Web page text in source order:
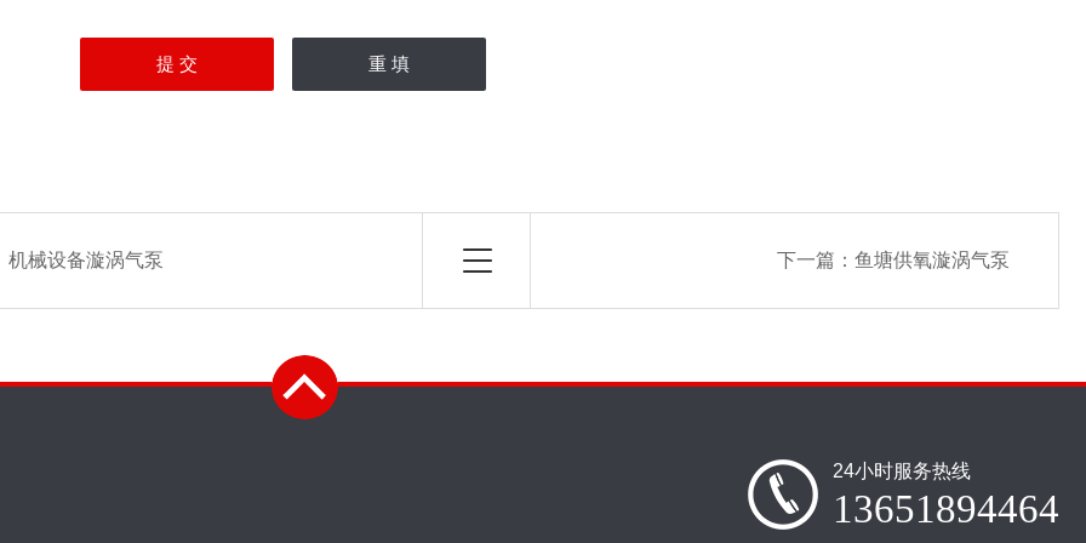
机械设备漩涡气泵 下一篇： 鱼塘供氧漩涡气泵
24小时服务热线
13651894464